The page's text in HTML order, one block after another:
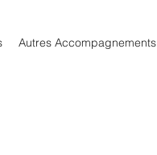
Autres Accompagnements